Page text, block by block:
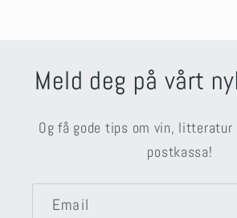
Meld deg på vårt
Og få gode tips om vin,
postkassa!
Email